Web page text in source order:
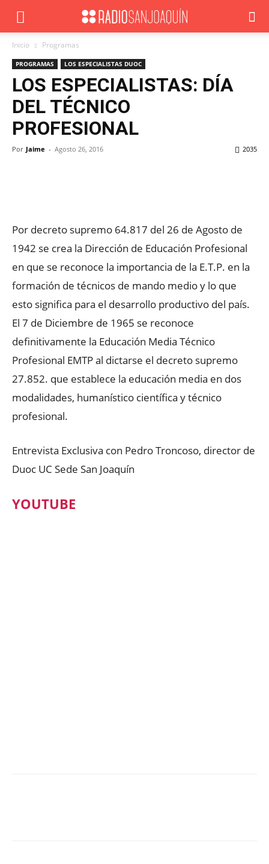
Inicio Programas
PROGRAMAS LOS ESPECIALISTAS DUOC
LOS ESPECIALISTAS: DÍA
DEL TÉCNICO
PROFESIONAL
Por Jaime - Agosto 26, 2016 2035
Por decreto supremo 64.817 del 26 de Agosto de
1942 se crea la Dirección de Educación Profesional
en que se reconoce la importancia de la E.T.P. en la
formación de técnicos de mando medio y lo que
esto significa para el desarrollo productivo del país.
El 7 de Diciembre de 1965 se reconoce
definitivamente la Educación Media Técnico
Profesional EMTP al dictarse el decreto supremo
27.852. que establece la educación media en dos
modalidades, humanístico científica y técnico
profesional.
Entrevista Exclusiva con Pedro Troncoso, director de
Duoc UC Sede San Joaquín
YOUTUBE